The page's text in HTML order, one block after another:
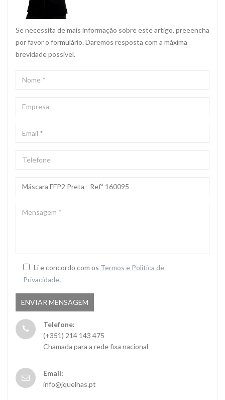
Se necessita de mais informação sobre este artigo, preeencha
por favor o formulário. Daremos resposta com a máxima
brevidade possivel.
Li e concordo com os Termos e Politica de
Privacidade.
Telefone:
(+351) 214 143 475
Chamada para a rede fixa nacional
Email:
info@jquelhas.pt